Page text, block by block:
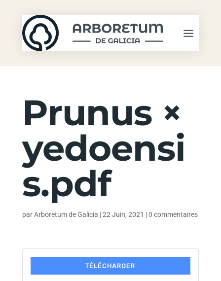
Prunus ×
yedoensi
s.pdf
parArboretum de Galicia |22 Juin, 2021 |0 commentaires
TÉLÉCHARGER